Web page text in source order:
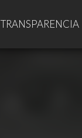
TRANSPARENCIA